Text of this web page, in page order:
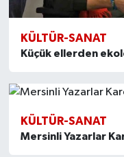
KÜLTÜR-SANAT
Küçük ellerden
KÜLTÜR-SANAT
Mersinli Yazarlar